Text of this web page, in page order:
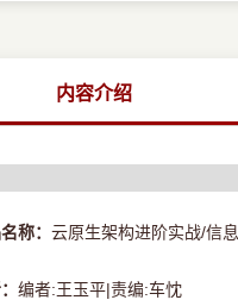
内容介绍
称：云原生架构进阶实战/信
编者:王玉平|责编:车忱